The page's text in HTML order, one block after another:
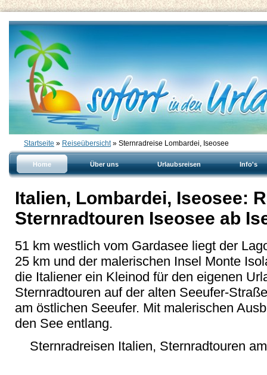
Startseite » Reiseübersicht» Sternradreise Lombardei, Iseosee
Home Über uns Urlaubsreisen Info's
Italien, Lombardei, Iseosee:
Sternradtouren Iseosee ab
51 km westlich vom Gardasee liegt der
25 km und der malerischen Insel Monte
die Italiener ein Kleinod für den eigenen
Sternradtouren auf der alten Seeufer-
am östlichen Seeufer. Mit malerischen
den See entlang.
Sternradreisen Italien, Sternradtouren